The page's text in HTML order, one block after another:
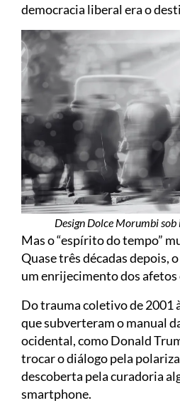
democracia liberal era o
Design Dolce Morumbi sob
Mas o “espírito do tempo”
Quase três décadas depois,
um enrijecimento dos afetos
Do trauma coletivo de 2001
que subverteram o manual
ocidental, como Donald
trocar o diálogo pela
descoberta pela curadoria
smartphone.